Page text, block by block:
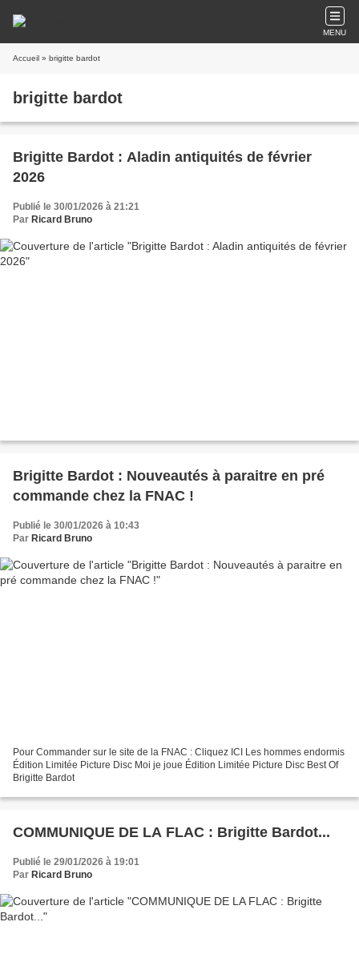
MENU
Accueil » brigitte bardot
brigitte bardot
Brigitte Bardot : Aladin antiquités de février
2026
Publié le 30/01/2026 à 21:21
Par Ricard Bruno
Brigitte Bardot : Nouveautés à paraitre en pré
commande chez la FNAC !
Publié le 30/01/2026 à 10:43
Par Ricard Bruno
Pour Commander sur le site de la FNAC : Cliquez ICI Les hommes endormis
Édition Limitée Picture Disc Moi je joue Édition Limitée Picture Disc Best Of
Brigitte Bardot
COMMUNIQUE DE LA FLAC : Brigitte Bardot...
Publié le 29/01/2026 à 19:01
Par Ricard Bruno